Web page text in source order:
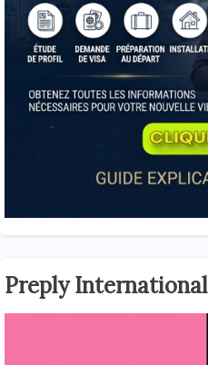
Preply International